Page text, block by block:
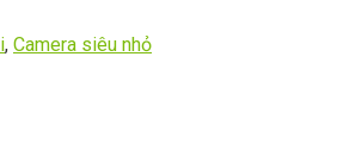
, Camera siêu nhỏ